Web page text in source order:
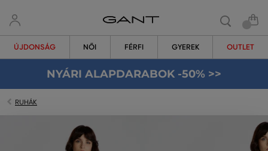
ÚJDONSÁG NŐI FÉRFI GYEREK OUTLET
NYÁRI ALAPDARABOK -50% >>
RUHÁK